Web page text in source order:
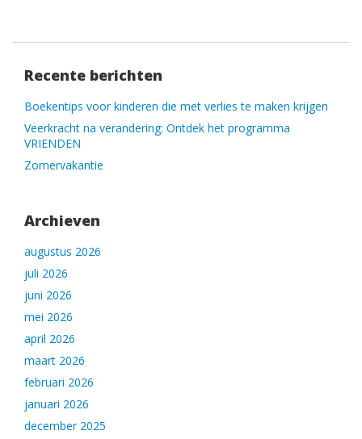
Recente berichten
Boekentips voor kinderen die met verlies te maken krijgen
Veerkracht na verandering: Ontdek het programma
VRIENDEN
Zomervakantie
Archieven
augustus 2026
juli 2026
juni 2026
mei 2026
april 2026
maart 2026
februari 2026
januari 2026
december 2025